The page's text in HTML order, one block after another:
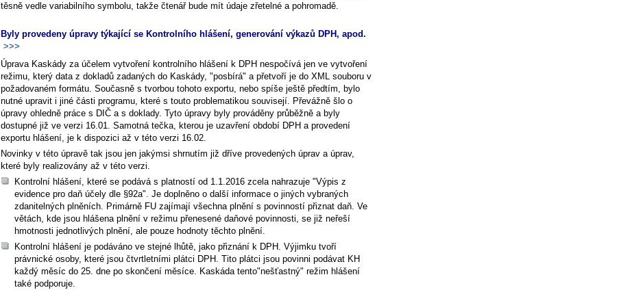
těsně vedle variabilního symbolu, takže čtenář bude mít údaje zřetelné a pohromadě.
Byly provedeny úpravy týkající se Kontrolního hlášení, generování výkazů DPH, apod.
>>>
Úprava Kaskády za účelem vytvoření kontrolního hlášení k DPH nespočívá jen ve vytvoření
režimu, který data z dokladů zadaných do Kaskády, "posbírá" a přetvoří je do XML souboru v
požadovaném formátu. Současně s tvorbou tohoto exportu, nebo spíše ještě předtím, bylo
nutné upravit i jiné části programu, které s touto problematikou souvisejí. Převážně šlo o
úpravy ohledně práce s DIČ a s doklady. Tyto úpravy byly prováděny průběžně a byly
dostupné již ve verzi 16.01. Samotná tečka, kterou je uzavření období DPH a provedení
exportu hlášení, je k dispozici až v této verzi 16.02.
Novinky v této úpravě tak jsou jen jakýmsi shrnutím již dříve provedených úprav a úprav,
které byly realizovány až v této verzi.
Kontrolní hlášení, které se podává s platností od 1.1.2016 zcela nahrazuje "Výpis z
evidence pro daň účely dle §92a". Je doplněno o další informace o jiných vybraných
zdanitelných plněních. Primárně FU zajímají všechna plnění s povinností přiznat daň. Ve
větách, kde jsou hlášena plnění v režimu přenesené daňové povinnosti, se již neřeší
hmotnosti jednotlivých plnění, ale pouze hodnoty těchto plnění.
Kontrolní hlášení je podáváno ve stejné lhůtě, jako přiznání k DPH. Výjimku tvoří
právnické osoby, které jsou čtvrtletními plátci DPH. Tito plátci jsou povinni podávat KH
každý měsíc do 25. dne po skončení měsíce. Kaskáda tento"nešťastný" režim hlášení
také podporuje.